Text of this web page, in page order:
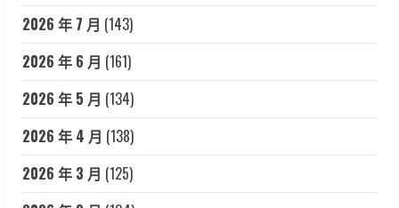
2026 年 7 月 (143)
2026 年 6 月 (161)
2026 年 5 月 (134)
2026 年 4 月 (138)
2026 年 3 月 (125)